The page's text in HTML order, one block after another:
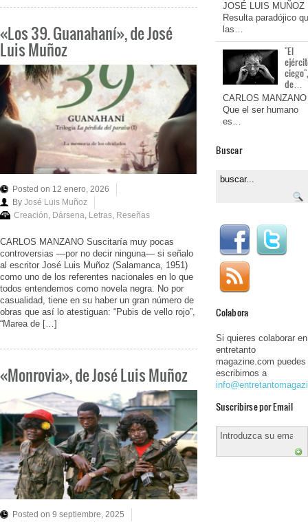
«Los 39. Guanahaní», de José
Luis Muñoz
Posted on 12 enero, 2026
By José Luis Muñoz
Creación, Dársena, Letras, Reseñas
CARLOS MANZANO Suscitaría muy pocas
controversias ―por no decir ninguna― si señalo
al escritor José Luis Muñoz (Salamanca, 1951)
como uno de los referentes nacionales en lo que
todos entendemos como novela negra. No por
casualidad, tiene en su haber un gran número de
obras que así lo atestiguan: “Pubis de vello rojo”,
“Marea de […]
«Monrovia», de José Luis Muñoz
Posted on 9 septiembre, 2025
JOSÉ LUIS MUÑOZ
Resulta paradójico
las…
"El
de…
CARLOS MANZANO
Que el ser humano
es…
Buscar
Colabora
Si quieres colaborar en
entretanto
magazine.com puedes
escribirnos a
Suscribirse por Email